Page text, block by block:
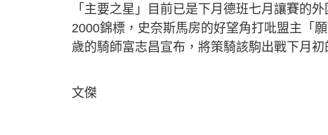
「主要之星」目前已是下月德班七月讓賽的
2000錦標，史奈斯馬房的好望角打吡盟主「
歲的騎師富志昌宣布，將策騎該駒出戰下月初
文傑